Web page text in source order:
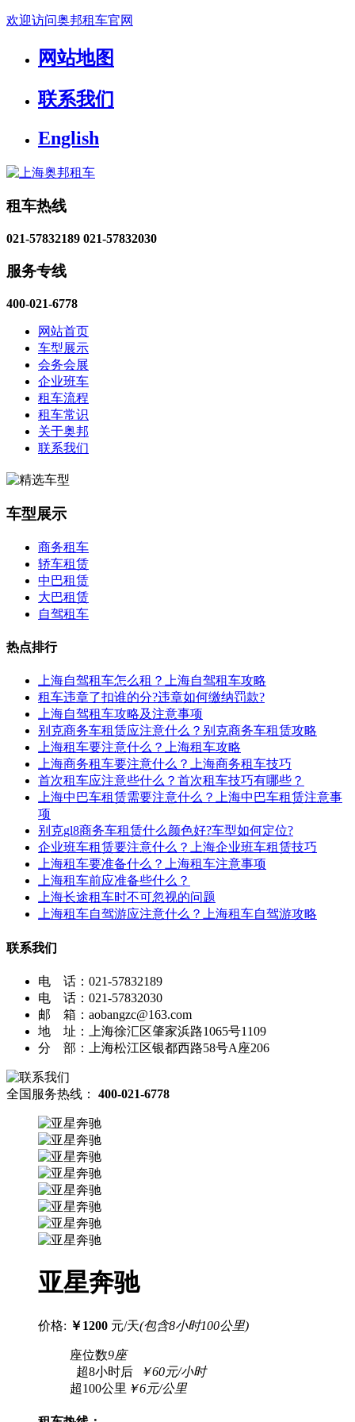
欢迎访问奥邦租车官网
网站地图
联系我们
English
租车热线
021-57832189 021-57832030
服务专线
400-021-6778
网站首页
车型展示
会务会展
企业班车
租车流程
租车常识
关于奥邦
联系我们
车型展示
商务租车
轿车租赁
中巴租赁
大巴租赁
自驾租车
热点排行
上海自驾租车怎么租？上海自驾租车攻略
租车违章了扣谁的分?违章如何缴纳罚款?
上海自驾租车攻略及注意事项
别克商务车租赁应注意什么？别克商务车租赁攻略
上海租车要注意什么？上海租车攻略
上海商务租车要注意什么？上海商务租车技巧
首次租车应注意些什么？首次租车技巧有哪些？
上海中巴车租赁需要注意什么？上海中巴车租赁注意事
项
别克gl8商务车租赁什么颜色好?车型如何定位?
企业班车租赁要注意什么？上海企业班车租赁技巧
上海租车要准备什么？上海租车注意事项
上海租车前应准备些什么？
上海长途租车时不可忽视的问题
上海租车自驾游应注意什么？上海租车自驾游攻略
联系我们
电 话：021-57832189
电 话：021-57832030
邮 箱：aobangzc@163.com
地 址：上海徐汇区肇家浜路1065号1109
分 部：上海松江区银都西路58号A座206
全国服务热线： 400-021-6778
亚星奔驰
价格: ￥1200 元/天(包含8小时100公里)
座位数9座
超8小时后
￥60元/小时
超100公里 ￥6元/公里